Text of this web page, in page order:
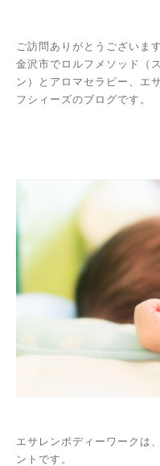
ご訪問ありがとうございます
金沢市でロルフメソッド（
ン）とアロマセラピー、エ
フシィーズのブログです。
エサレンボディーワークは
ントです。